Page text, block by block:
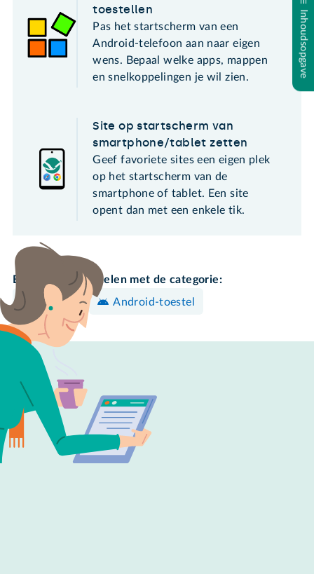
Inhoudsopgave
toestellen
Pas het startscherm van een
Android-telefoon aan naar eigen
wens. Bepaal welke apps, mappen
en snelkoppelingen je wil zien.
Site op startscherm van
smartphone/tablet zetten
Geef favoriete sites een eigen plek
op het startscherm van de
smartphone of tablet. Een site
opent dan met een enkele tik.
Bekijk meer artikelen met de categorie:
Instellen
Android-toestel